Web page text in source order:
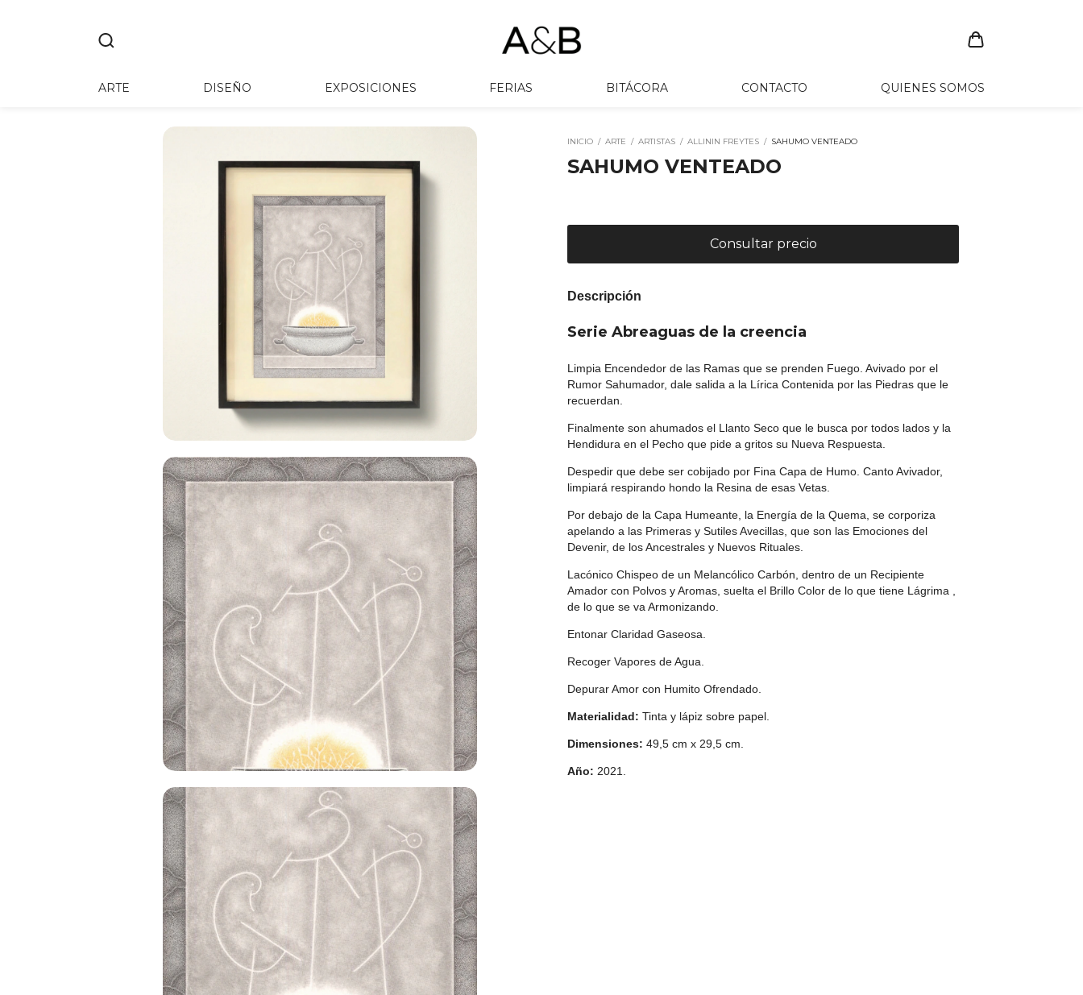
ARTE DISEÑO EXPOSICIONES FERIAS BITÁCORA CONTACTO QUIENES SOMOS
INICIO / ARTE / ARTISTAS / ALLININ FREYTES / SAHUMO VENTEADO
SAHUMO VENTEADO
Descripción
Serie Abreaguas de la creencia
Limpia Encendedor de las Ramas que se prenden Fuego. Avivado por el
Rumor Sahumador, dale salida a la Lírica Contenida por las Piedras que le
recuerdan.
Finalmente son ahumados el Llanto Seco que le busca por todos lados y la
Hendidura en el Pecho que pide a gritos su Nueva Respuesta.
Despedir que debe ser cobijado por Fina Capa de Humo. Canto Avivador,
limpiará respirando hondo la Resina de esas Vetas.
Por debajo de la Capa Humeante, la Energía de la Quema, se corporiza
apelando a las Primeras y Sutiles Avecillas, que son las Emociones del
Devenir, de los Ancestrales y Nuevos Rituales.
Lacónico Chispeo de un Melancólico Carbón, dentro de un Recipiente
Amador con Polvos y Aromas, suelta el Brillo Color de lo que tiene Lágrima ,
de lo que se va Armonizando.
Entonar Claridad Gaseosa.
Recoger Vapores de Agua.
Depurar Amor con Humito Ofrendado.
Materialidad: Tinta y lápiz sobre papel.
Dimensiones: 49,5 cm x 29,5 cm.
Año: 2021.